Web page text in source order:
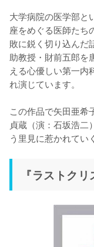
大学病院の医学部と
座をめぐる医師たち
敗に鋭く切り込んだ
助教授・財前五郎を
える心優しい第一内
れ演じています。
この作品で矢田亜希
貞蔵（演：石坂浩二
う里見に惹かれてい
『ラストク